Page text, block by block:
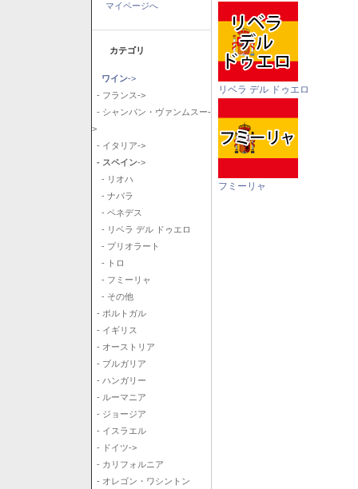
マイページへ
カテゴリ
ワイン->
- フランス->
- シャンパン・ヴァンムスー-
>
- イタリア->
- スペイン->
- リオハ
- ナバラ
- ペネデス
- リベラ デル ドゥエロ
- プリオラート
- トロ
- フミーリャ
- その他
- ポルトガル
- イギリス
- オーストリア
- ブルガリア
- ハンガリー
- ルーマニア
- ジョージア
- イスラエル
- ドイツ->
- カリフォルニア
- オレゴン・ワシントン
リベラ デル ドゥエロ
フミーリャ